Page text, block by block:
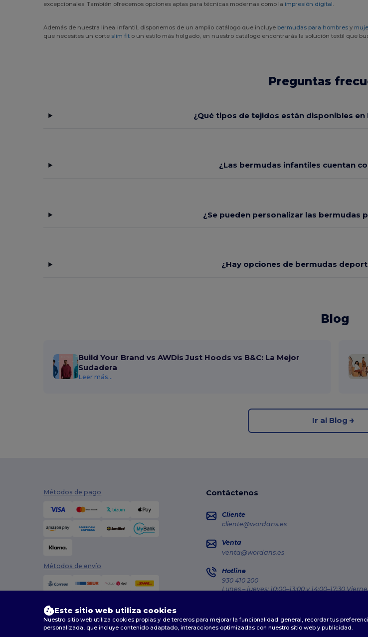
excepcionales. También ofrecemos opciones aptas para técnicas modernas como la impresión digital.
Además de nuestra línea infantil, disponemos de un amplio catálogo que incluye bermudas para hombresy
que necesites un corte slim fit o un estilo más holgado, en nuestro catálogo encontrarás la solución textil que
Preguntas
¿Qué tipos de tejidos están disponibles
¿Las bermudas infantiles cuentan
¿Se pueden personalizar las bermudas
¿Hay opciones de bermudas
Blog
Build Your Brand vs AWDis Just Hoods vs B&C: La Mejor
Sudadera
Leer más...
Ir al Blog
Métodos de pago
Métodos de envío
Contáctenos
Cliente
cliente@wordans.es
Venta
venta@wordans.es
Hotline
930 410 200
Lunes – jueves: 10:00–13:00 y 14:00–17:30
Este sitio web utiliza cookies
Nuestro sitio web utiliza cookies propias y de terceros para mejorar la funcionalidad general, recordar tus
personalizada, que incluye contenido adaptado, interacciones optimizadas con nuestro sitio web y publicidad.